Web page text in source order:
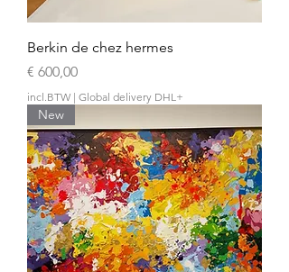
Berkin de chez hermes
Prijs
€ 600,00
incl.BTW | Global delivery DHL+
New